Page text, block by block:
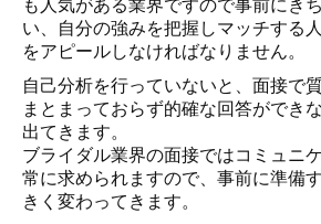
も人気がある業界ですので事前にき
い、自分の強みを把握しマッチする
をアピールしなければなりません。
自己分析を行っていないと、面接で
まとまっておらず的確な回答ができ
出てきます。
ブライダル業界の面接ではコミュニ
常に求められますので、事前に準備
きく変わってきます。